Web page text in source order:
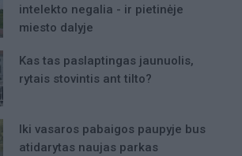
intelekto negalia - ir pietinėje
miesto dalyje
Kas tas paslaptingas jaunuolis,
rytais stovintis ant tilto?
Iki vasaros pabaigos paupyje bus
atidarytas naujas parkas